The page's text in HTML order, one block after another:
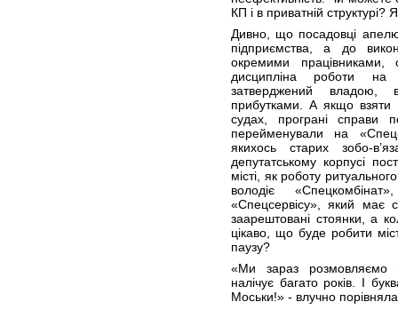
КП і в приватній
Дивно, що посадовці
підприємства, а до
окремими
дисципліна роботи на
затверджений владою,
прибутками. А якщо
судах, програні справи
перейменували на
якихось старих зобо-
депутатському корпусі
місті, як роботу
володіє
«Спецсервісу», який має
заарештовані стоянки, а
цікаво, що буде робити
паузу?
«Ми зараз розмовляємо
налічує багато років. І
Моськи!» - влучно